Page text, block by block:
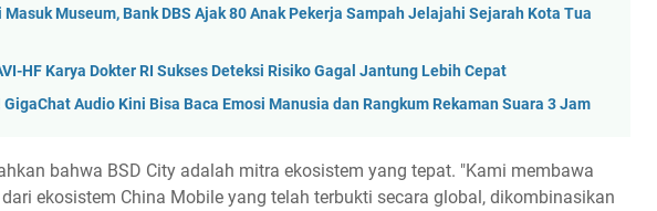
Museum, Bank DBS Ajak 80 Anak Pekerja Sampah Jelajahi Sejarah Kota Tua
HF Karya Dokter RI Sukses Deteksi Risiko Gagal Jantung Lebih Cepat
Audio Kini Bisa Baca Emosi Manusia dan Rangkum Rekaman Suara 3 Jam
bahwa BSD City adalah mitra ekosistem yang tepat. "Kami membawa
ekosistem China Mobile yang telah terbukti secara global, dikombinasikan